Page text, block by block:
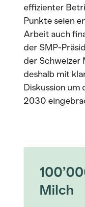
effizienter
Punkte seien
Arbeit auch
der SMP-
der Schweizer
deshalb mit
Diskussion
2030
Milch